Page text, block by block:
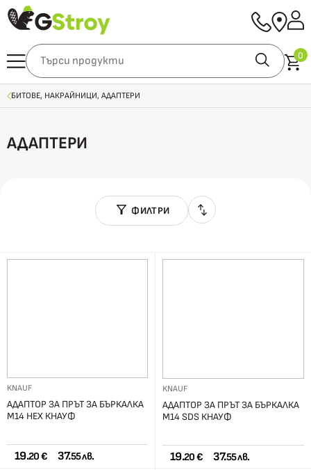
0
БИТОВЕ, НАКРАЙНИЦИ, АДАПТЕРИ
АДАПТЕРИ
ФИЛТРИ
KNAUF
АДАПТОР ЗА ПРЪТ ЗА БЪРКАЛКА
М14 HEX КНАУФ
19.20 € 37.55 лв.
KNAUF
АДАПТОР ЗА ПРЪТ ЗА БЪРКАЛКА
М14 SDS КНАУФ
19.20 € 37.55 лв.